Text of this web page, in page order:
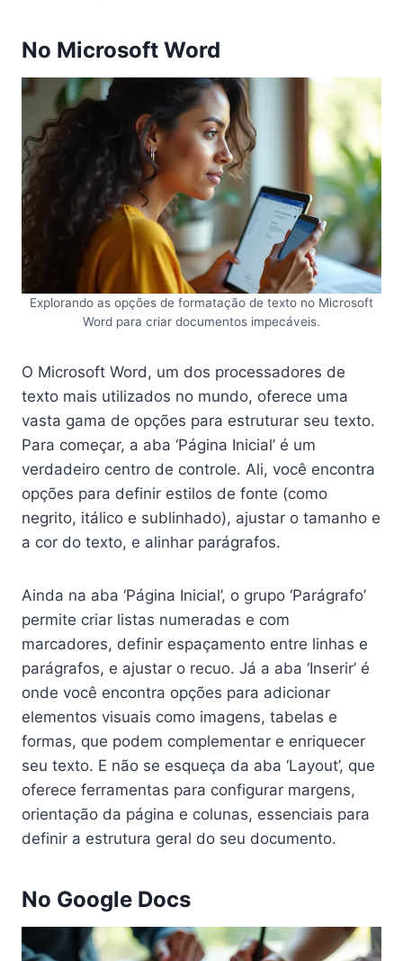
No Microsoft Word
Explorando as opções de formatação de texto no Microsoft
Word para criar documentos impecáveis.
O Microsoft Word, um dos processadores de
texto mais utilizados no mundo, oferece uma
vasta gama de opções para estruturar seu texto.
Para começar, a aba ‘Página Inicial’ é um
verdadeiro centro de controle. Ali, você encontra
opções para definir estilos de fonte (como
negrito, itálico e sublinhado), ajustar o tamanho e
a cor do texto, e alinhar parágrafos.
Ainda na aba ‘Página Inicial’, o grupo ‘Parágrafo’
permite criar listas numeradas e com
marcadores, definir espaçamento entre linhas e
parágrafos, e ajustar o recuo. Já a aba ‘Inserir’ é
onde você encontra opções para adicionar
elementos visuais como imagens, tabelas e
formas, que podem complementar e enriquecer
seu texto. E não se esqueça da aba ‘Layout’, que
oferece ferramentas para configurar margens,
orientação da página e colunas, essenciais para
definir a estrutura geral do seu documento.
No Google Docs